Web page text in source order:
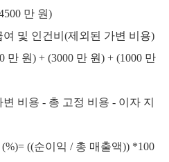
만 원)
및 인건비(제외된 가변 비용)
만 원) + (3000 만 원) + (1000 만
비용 - 총 고정 비용 - 이자 지
((순이익 / 총 매출액)) *100